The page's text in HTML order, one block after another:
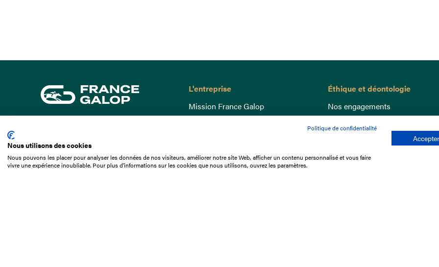
01 49 10 20 29
L'entreprise
Mission France Galop
Gouvernance
Comprendre les courses
Docuthèque
Éthique et déontologie
Nos engagements
Lutte anti-dopage
Bien être equin
Index Egalité Femmes-Hommes
Jeu responsable
Politique de confidentialité
Nous utilisons des cookies
Nous pouvons les placer pour analyser les données de nos visiteurs, améliorer notre site Web, afficher un contenu personnalisé et vous faire
vivre une expérience inoubliable. Pour plus d'informations sur les cookies que nous utilisons, ouvrez les paramètres.